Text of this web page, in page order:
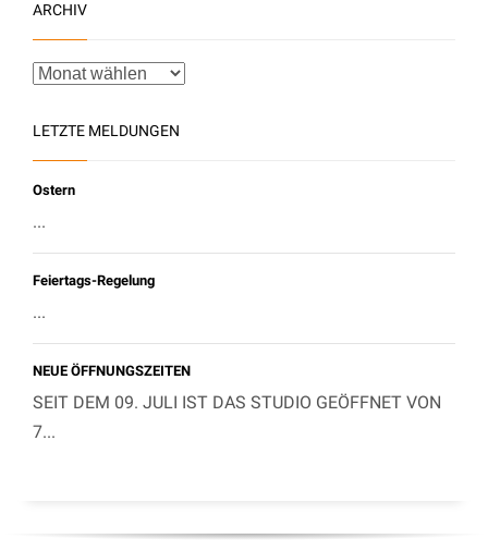
ARCHIV
LETZTE MELDUNGEN
Ostern
...
Feiertags-Regelung
...
NEUE ÖFFNUNGSZEITEN
SEIT DEM 09. JULI IST DAS STUDIO GEÖFFNET VON
7...